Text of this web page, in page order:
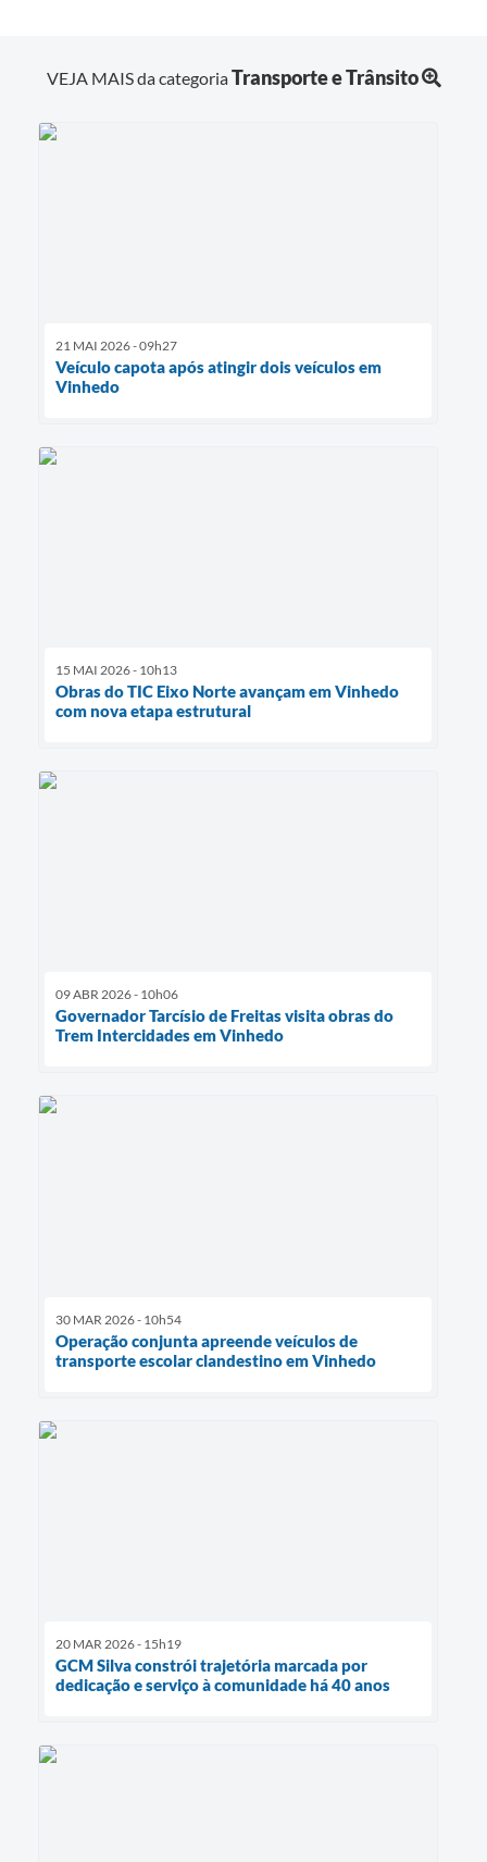
VEJA MAIS da categoriaTransporte e Trânsito
21 MAI 2026 - 09h27
Veículo capota após atingir dois veículos em
Vinhedo
15 MAI 2026 - 10h13
Obras do TIC Eixo Norte avançam em Vinhedo
com nova etapa estrutural
09 ABR 2026 - 10h06
Governador Tarcísio de Freitas visita obras do
Trem Intercidades em Vinhedo
30 MAR 2026 - 10h54
Operação conjunta apreende veículos de
transporte escolar clandestino em Vinhedo
20 MAR 2026 - 15h19
GCM Silva constrói trajetória marcada por
dedicação e serviço à comunidade há 40 anos